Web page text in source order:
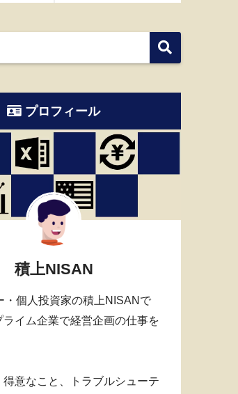
プロフィール
積上NISAN
・個人投資家の積上NISANで
ライム企業で経営企画の仕事を
得意なこと、トラブルシューテ